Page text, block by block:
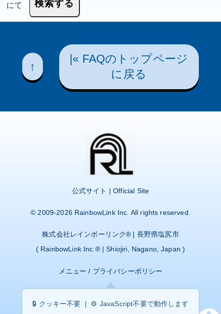
にて
↑
|« FAQのトップページ
に戻る
公式サイト | Official Site
© 2009-2026 RainbowLink Inc. All rights reserved.
株式会社レインボーリンク® | 長野県塩尻市
( RainbowLink Inc.® | Shiojiri, Nagano, Japan )
メニュー / プライバシーポリシー
🔒 クッキー不要 | ⚙️ JavaScript不要で動作します